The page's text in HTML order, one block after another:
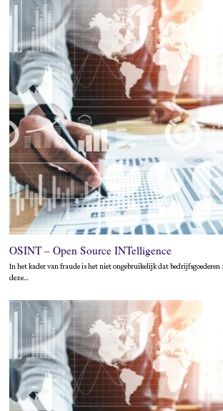
OSINT – Open Source INTelligence
In het kader van fraude is het niet ongebruikelijk dat
deze…